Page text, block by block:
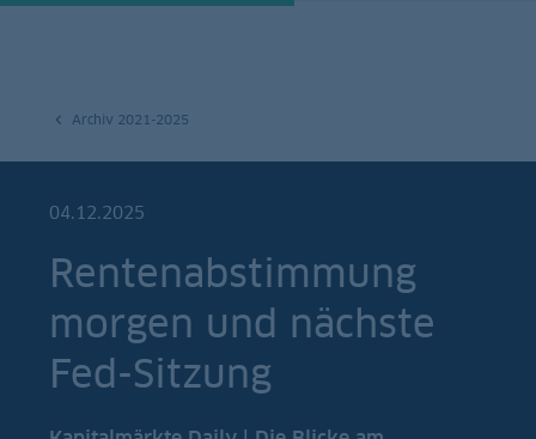
Archiv 2021-2025
04.12.2025
Rentenabstimmung
morgen und nächste
Fed-Sitzung